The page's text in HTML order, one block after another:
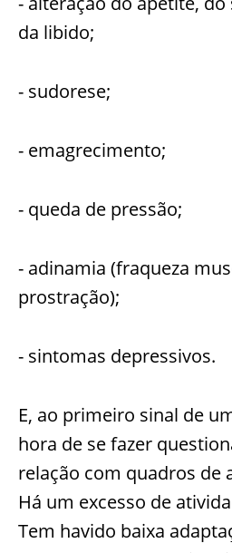
da libido;
- sudorese;
- emagrecimento;
- queda de pressão;
- adinamia (fraqueza
prostração);
- sintomas depressivos.
E, ao primeiro sinal de
hora de se fazer
relação com quadros de
Há um excesso de
Tem havido baixa